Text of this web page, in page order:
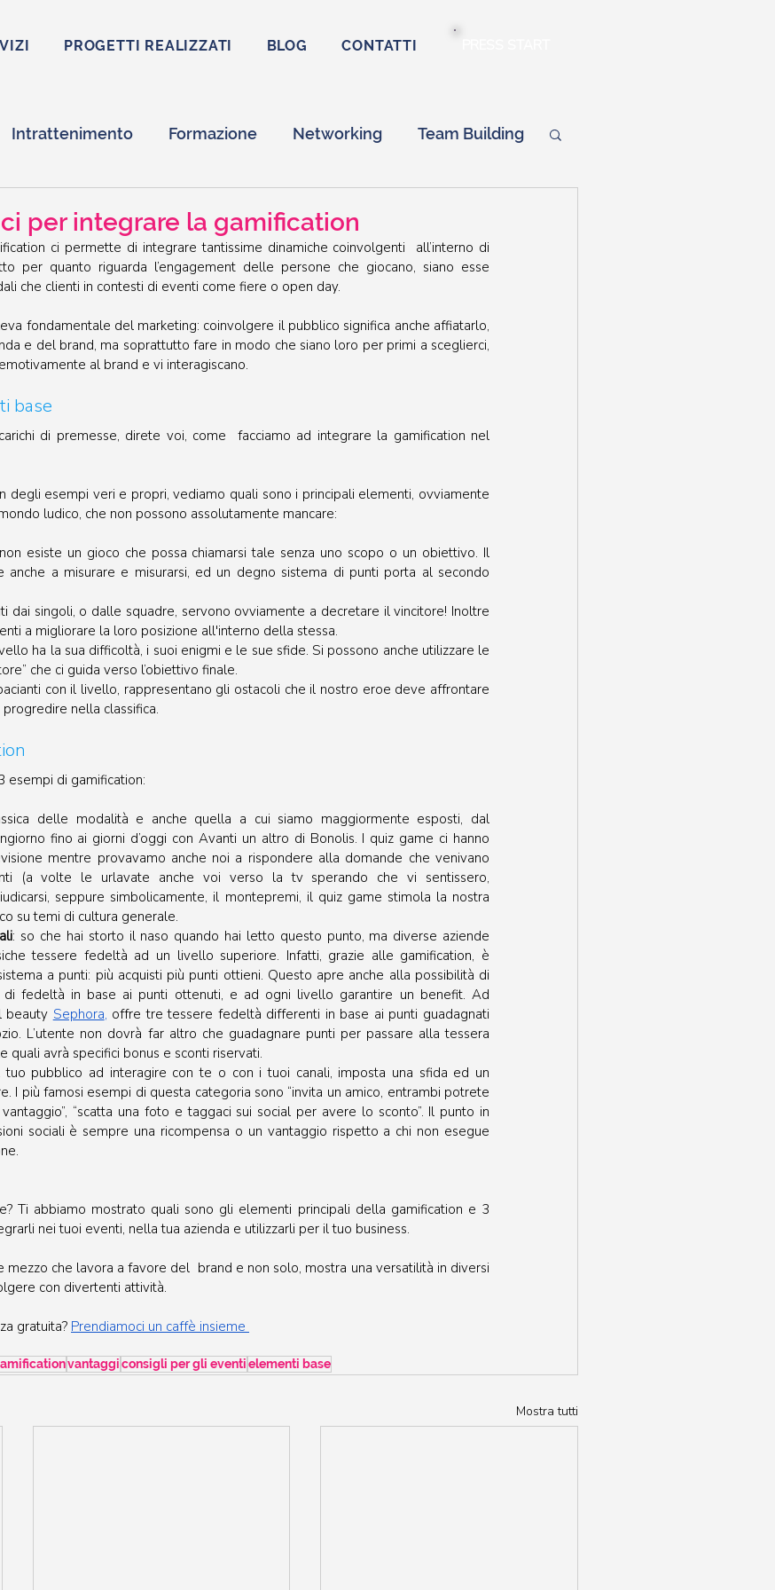
PROGETTI REALIZZATI BLOG CONTATTI
Intrattenimento Formazione Networking Team Building
per integrare la gamification
ci permette di integrare tantissime dinamiche coinvolgenti  all’interno di
per quanto riguarda l’engagement delle persone che giocano, siano esse
che clienti in contesti di eventi come fiere o open day.
fondamentale del marketing: coinvolgere il pubblico significa anche affiatarlo,
e del brand, ma soprattutto fare in modo che siano loro per primi a sceglierci,
al brand e vi interagiscano.
base
di premesse, direte voi, come  facciamo ad integrare la gamification nel
degli esempi veri e propri, vediamo quali sono i principali elementi, ovviamente
ludico, che non possono assolutamente mancare:
esiste un gioco che possa chiamarsi tale senza uno scopo o un obiettivo. Il
anche a misurare e misurarsi, ed un degno sistema di punti porta al secondo
dai singoli, o dalle squadre, servono ovviamente a decretare il vincitore! Inoltre
a migliorare la loro posizione all'interno della stessa.
ha la sua difficoltà, i suoi enigmi e le sue sfide. Si possono anche utilizzare le
che ci guida verso l’obiettivo finale.
con il livello, rappresentano gli ostacoli che il nostro eroe deve affrontare
nella classifica.
esempi di gamification:
delle modalità e anche quella a cui siamo maggiormente esposti, dal
fino ai giorni d’oggi con Avanti un altro di Bonolis. I quiz game ci hanno
mentre provavamo anche noi a rispondere alla domande che venivano
(a volte le urlavate anche voi verso la tv sperando che vi sentissero,
seppure simbolicamente, il montepremi, il quiz game stimola la nostra
su temi di cultura generale.
: so che hai storto il naso quando hai letto questo punto, ma diverse aziende
tessere fedeltà ad un livello superiore. Infatti, grazie alle gamification, è
a punti: più acquisti più punti ottieni. Questo apre anche alla possibilità di
di fedeltà in base ai punti ottenuti, e ad ogni livello garantire un benefit. Ad
beauty Sephora, offre tre tessere fedeltà differenti in base ai punti guadagnati
L’utente non dovrà far altro che guadagnare punti per passare alla tessera
quali avrà specifici bonus e sconti riservati.
tuo pubblico ad interagire con te o con i tuoi canali, imposta una sfida ed un
I più famosi esempi di questa categoria sono “invita un amico, entrambi potrete
“scatta una foto e taggaci sui social per avere lo sconto”. Il punto in
sociali è sempre una ricompensa o un vantaggio rispetto a chi non esegue
Ti abbiamo mostrato quali sono gli elementi principali della gamification e 3
nei tuoi eventi, nella tua azienda e utilizzarli per il tuo business.
che lavora a favore del  brand e non solo, mostra una versatilità in diversi
con divertenti attività.
gratuita? Prendiamoci un caffè insieme
vantaggiconsigli per gli eventielementi base
Mostra tutti